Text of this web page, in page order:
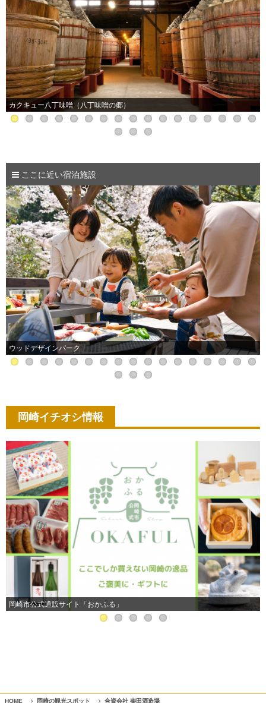
カクキュー八丁味噌（八丁味噌の郷）
ここに近い宿泊施設
ウッドデザインパーク
岡崎イチオシ情報
岡崎市公式通販サイト「おかふる」
HOME 岡崎の観光スポット 合資会社 柴田酒造場